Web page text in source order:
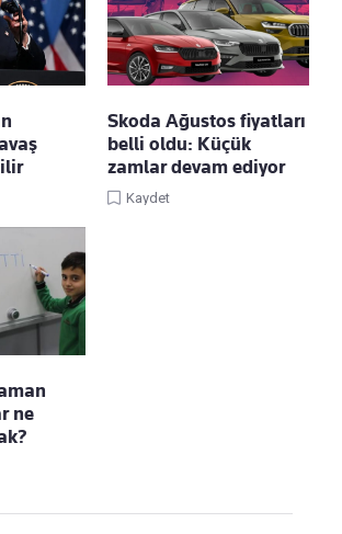
Skoda Ağustos fiyatları
belli oldu: Küçük
zamlar devam ediyor
Kaydet
ne